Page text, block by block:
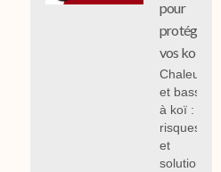
pour
protéger
vos koi
Chaleur
et bassin
à koï :
risques
et
solutions;